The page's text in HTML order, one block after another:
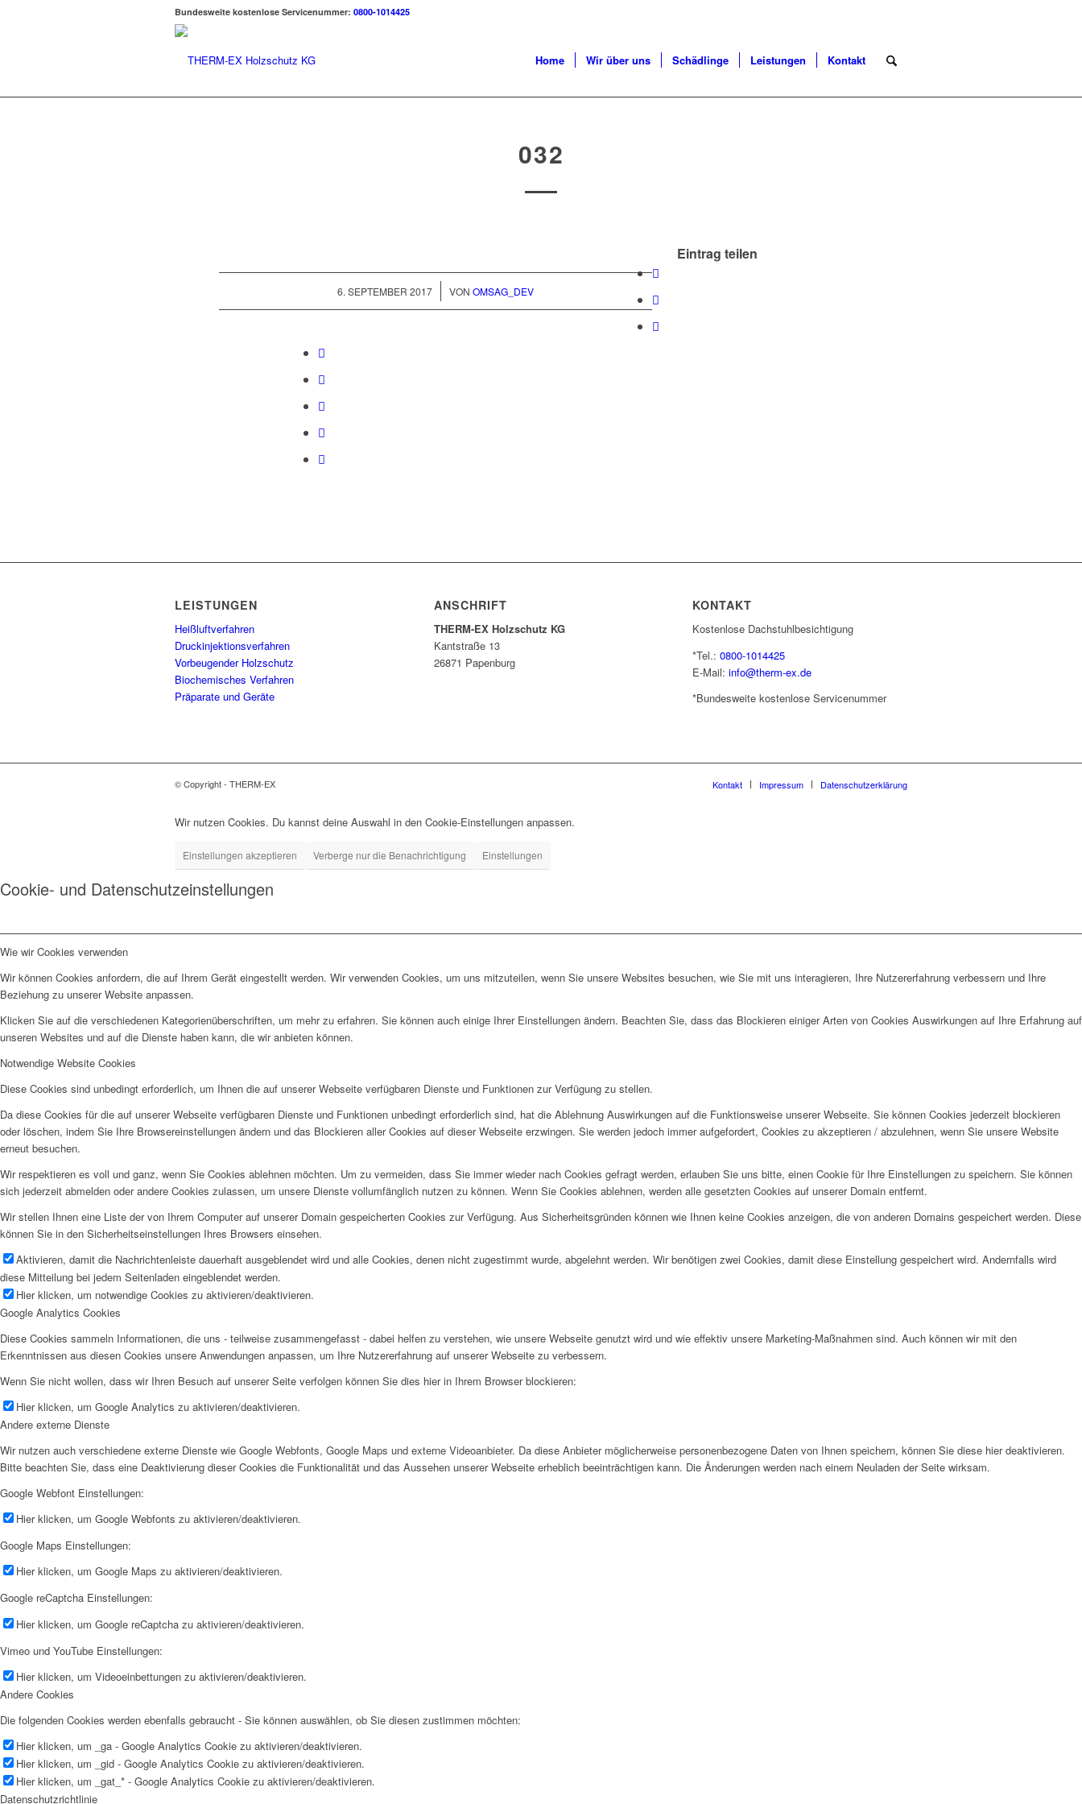
Bundesweite kostenlose Servicenummer: 0800-1014425
Home Wir über uns Schädlinge Leistungen Kontakt
032
6. SEPTEMBER 2017
/ VONOMSAG_DEV
Eintrag teilen
LEISTUNGEN
Heißluftverfahren
Druckinjektionsverfahren
Vorbeugender Holzschutz
Biochemisches Verfahren
Präparate und Geräte
ANSCHRIFT
THERM-EX Holzschutz KG
Kantstraße 13
26871 Papenburg
KONTAKT
Kostenlose Dachstuhlbesichtigung
*Tel.:0800-1014425
E-Mail: info@therm-ex.de
*Bundesweite kostenlose Servicenummer
© Copyright - THERM-EX Kontakt Impressum Datenschutzerklärung
Wir nutzen Cookies. Du kannst deine Auswahl in den Cookie-Einstellungen anpassen.
Einstellungen akzeptieren Verberge nur die Benachrichtigung Einstellungen
Cookie- und Datenschutzeinstellungen
Wie wir Cookies verwenden
Wir können Cookies anfordern, die auf Ihrem Gerät eingestellt werden. Wir verwenden Cookies, um uns mitzuteilen, wenn Sie unsere Websites besuchen, wie Sie mit uns interagieren, Ihre Nutzererfahrung verbessern und Ihre
Beziehung zu unserer Website anpassen.
Klicken Sie auf die verschiedenen Kategorienüberschriften, um mehr zu erfahren. Sie können auch einige Ihrer Einstellungen ändern. Beachten Sie, dass das Blockieren einiger Arten von Cookies Auswirkungen auf Ihre Erfahrung auf
unseren Websites und auf die Dienste haben kann, die wir anbieten können.
Notwendige Website Cookies
Diese Cookies sind unbedingt erforderlich, um Ihnen die auf unserer Webseite verfügbaren Dienste und Funktionen zur Verfügung zu stellen.
Da diese Cookies für die auf unserer Webseite verfügbaren Dienste und Funktionen unbedingt erforderlich sind, hat die Ablehnung Auswirkungen auf die Funktionsweise unserer Webseite. Sie können Cookies jederzeit blockieren
oder löschen, indem Sie Ihre Browsereinstellungen ändern und das Blockieren aller Cookies auf dieser Webseite erzwingen. Sie werden jedoch immer aufgefordert, Cookies zu akzeptieren / abzulehnen, wenn Sie unsere Website
erneut besuchen.
Wir respektieren es voll und ganz, wenn Sie Cookies ablehnen möchten. Um zu vermeiden, dass Sie immer wieder nach Cookies gefragt werden, erlauben Sie uns bitte, einen Cookie für Ihre Einstellungen zu speichern. Sie können
sich jederzeit abmelden oder andere Cookies zulassen, um unsere Dienste vollumfänglich nutzen zu können. Wenn Sie Cookies ablehnen, werden alle gesetzten Cookies auf unserer Domain entfernt.
Wir stellen Ihnen eine Liste der von Ihrem Computer auf unserer Domain gespeicherten Cookies zur Verfügung. Aus Sicherheitsgründen können wie Ihnen keine Cookies anzeigen, die von anderen Domains gespeichert werden. Diese
können Sie in den Sicherheitseinstellungen Ihres Browsers einsehen.
Aktivieren, damit die Nachrichtenleiste dauerhaft ausgeblendet wird und alle Cookies, denen nicht zugestimmt wurde, abgelehnt werden. Wir benötigen zwei Cookies, damit diese Einstellung gespeichert wird. Andernfalls wird
diese Mitteilung bei jedem Seitenladen eingeblendet werden.
Hier klicken, um notwendige Cookies zu aktivieren/deaktivieren.
Google Analytics Cookies
Diese Cookies sammeln Informationen, die uns - teilweise zusammengefasst - dabei helfen zu verstehen, wie unsere Webseite genutzt wird und wie effektiv unsere Marketing-Maßnahmen sind. Auch können wir mit den
Erkenntnissen aus diesen Cookies unsere Anwendungen anpassen, um Ihre Nutzererfahrung auf unserer Webseite zu verbessern.
Wenn Sie nicht wollen, dass wir Ihren Besuch auf unserer Seite verfolgen können Sie dies hier in Ihrem Browser blockieren:
Hier klicken, um Google Analytics zu aktivieren/deaktivieren.
Andere externe Dienste
Wir nutzen auch verschiedene externe Dienste wie Google Webfonts, Google Maps und externe Videoanbieter. Da diese Anbieter möglicherweise personenbezogene Daten von Ihnen speichern, können Sie diese hier deaktivieren.
Bitte beachten Sie, dass eine Deaktivierung dieser Cookies die Funktionalität und das Aussehen unserer Webseite erheblich beeinträchtigen kann. Die Änderungen werden nach einem Neuladen der Seite wirksam.
Google Webfont Einstellungen:
Hier klicken, um Google Webfonts zu aktivieren/deaktivieren.
Google Maps Einstellungen:
Hier klicken, um Google Maps zu aktivieren/deaktivieren.
Google reCaptcha Einstellungen:
Hier klicken, um Google reCaptcha zu aktivieren/deaktivieren.
Vimeo und YouTube Einstellungen:
Hier klicken, um Videoeinbettungen zu aktivieren/deaktivieren.
Andere Cookies
Die folgenden Cookies werden ebenfalls gebraucht - Sie können auswählen, ob Sie diesen zustimmen möchten:
Hier klicken, um _ga - Google Analytics Cookie zu aktivieren/deaktivieren.
Hier klicken, um _gid - Google Analytics Cookie zu aktivieren/deaktivieren.
Hier klicken, um _gat_* - Google Analytics Cookie zu aktivieren/deaktivieren.
Datenschutzrichtlinie